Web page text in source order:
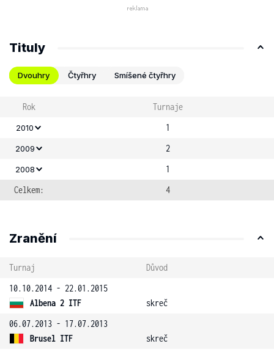
Tituly
Dvouhry Čtyřhry Smíšené čtyřhry
Rok Turnaje
2010 1
2009 2
2008
1
Celkem:
4
Zranění
Turnaj
Důvod
10.10.2014 - 22.01.2015
Albena 2 ITF
skreč
06.07.2013 - 17.07.2013
Brusel ITF
skreč